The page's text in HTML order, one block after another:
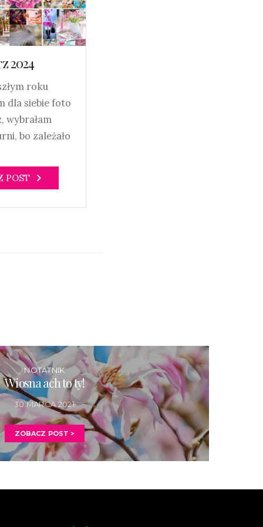
2024
roku
dla siebie foto
wybrałam
bo zależało
POST
NOTATNIK
Wiosna ach to ty!
30 MARCA 2021
ZOBACZ POST >